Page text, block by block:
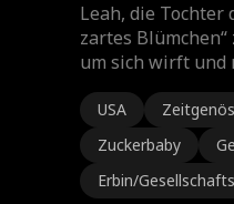
Leah, die Tochter
zartes
um sich wirft und
USA
Zuckerbaby
Erbin/